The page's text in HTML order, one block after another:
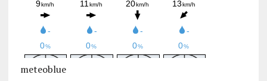
meteoblue